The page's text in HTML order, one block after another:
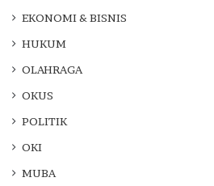
EKONOMI & BISNIS
HUKUM
OLAHRAGA
OKUS
POLITIK
OKI
MUBA